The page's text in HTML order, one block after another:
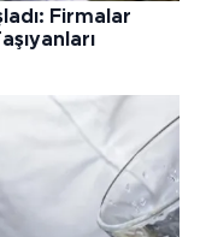
Firmalar